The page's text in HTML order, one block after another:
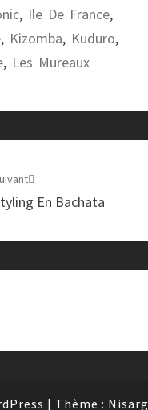
, Ile De France,
, Kizomba, Kuduro,
, Les Mureaux
En Bachata
| Thème : Nisarg